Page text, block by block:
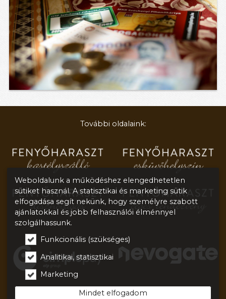
További oldalaink:
Weboldalunk a működéshez elengedhetetlen
sütiket használ. A statisztikai és marketing sütik
elfogadása segít nekünk, hogy személyre szabott
ajánlatokkal és jobb felhasználói élménnyel
szolgálhassunk.
Funkcionális (szükséges)
Analitikai, statisztikai
Marketing
Mindet elfogadom